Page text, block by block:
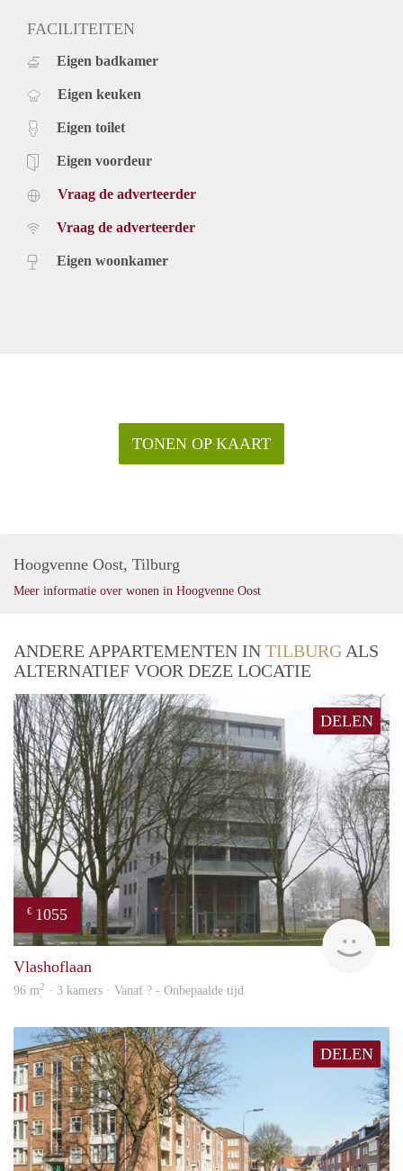
FACILITEITEN
Eigen badkamer
Eigen keuken
Eigen toilet
Eigen voordeur
Vraag de adverteerder
Vraag de adverteerder
Eigen woonkamer
TONEN OP KAART
Hoogvenne Oost, Tilburg
Meer informatie over wonen in Hoogvenne Oost
ANDERE APPARTEMENTEN IN TILBURG ALS
ALTERNATIEF VOOR DEZE LOCATIE
DELEN
€ 1055
rent
Vlashoflaan
96 m2 · 3 kamers · Vanaf ? - Onbepaalde tijd
DELEN